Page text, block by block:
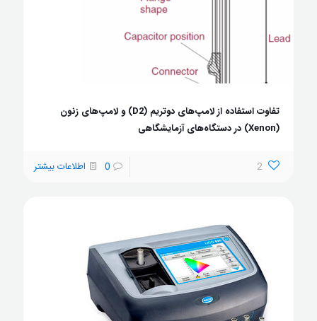
تفاوت استفاده از لامپ‌های دوتریم (D2) و لامپ‌های زنون
(Xenon) در دستگاه‌های آزمایشگاهی
2
0 اطلاعات بیشتر